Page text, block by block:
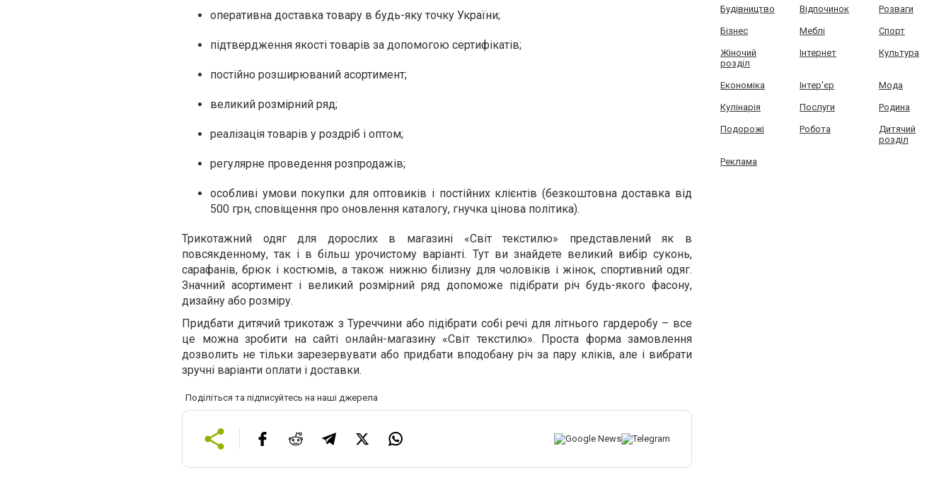
оперативна доставка товару в будь-яку точку України;
підтвердження якості товарів за допомогою сертифікатів;
постійно розширюваний асортимент;
великий розмірний ряд;
реалізація товарів у роздріб і оптом;
регулярне проведення розпродажів;
особливі умови покупки для оптовиків і постійних клієнтів (безкоштовна доставка від
500 грн, сповіщення про оновлення каталогу, гнучка цінова політика).
Трикотажний одяг для дорослих в магазині «Світ текстилю» представлений ​​як в
повсякденному, так і в більш урочистому варіанті. Тут ви знайдете великий вибір суконь,
сарафанів, брюк і костюмів, а також нижню білизну для чоловіків і жінок, спортивний одяг.
Значний асортимент і великий розмірний ряд допоможе підібрати річ будь-якого фасону,
дизайну або розміру.
Придбати дитячий трикотаж з Туреччини або підібрати собі речі для літнього гардеробу – все
це можна зробити на сайті онлайн-магазину «Світ текстилю». Проста форма замовлення
дозволить не тільки зарезервувати або придбати вподобану річ за пару кліків, але і вибрати
зручні варіанти оплати і доставки.
Поділіться та підписуйтесь на наші джерела
Будівництво Відпочинок Розваги
Бізнес Меблі Спорт
Жіночий
розділ
Інтернет Культура
Економіка Інтер'єр Мода
Кулінарія Послуги Родина
Подорожі Робота
Дитячий
розділ
Реклама